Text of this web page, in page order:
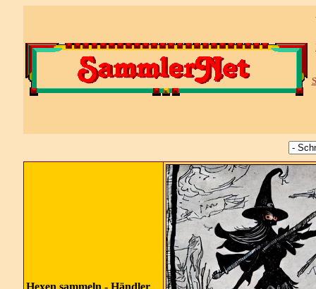
Hexen sammeln - Händler